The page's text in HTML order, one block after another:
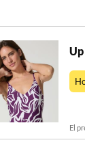
El